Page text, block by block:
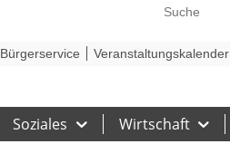
Soziales Wirtschaft
Bürgerservice Veranstaltungskalender